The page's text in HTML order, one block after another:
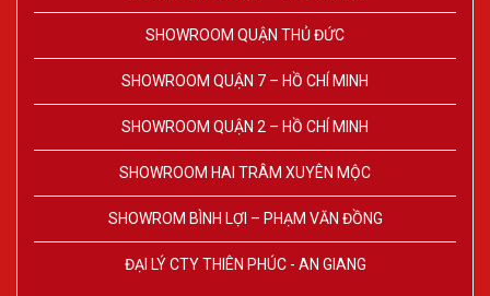
SHOWROOM QUẬN THỦ ĐỨC
SHOWROOM QUẬN 7 – HỒ CHÍ MINH
SHOWROOM QUẬN 2 – HỒ CHÍ MINH
SHOWROOM HAI TRÂM XUYÊN MỘC
SHOWROM BÌNH LỢI – PHẠM VĂN ĐỒNG
ĐẠI LÝ CTY THIÊN PHÚC - AN GIANG